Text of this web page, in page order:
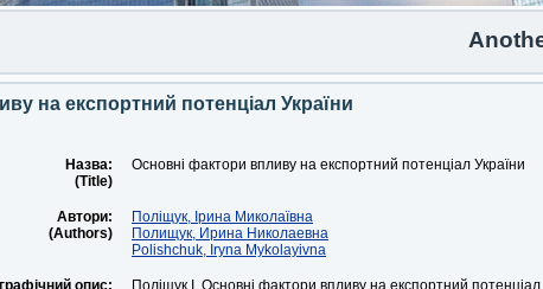
Another
на експортний потенціал України
Назва:
(Title)
Основні фактори впливу на експортний потенціал України
Автори:
(Authors)
Поліщук, Ірина Миколаївна
Полищук, Ирина Николаевна
Polishchuk, Iryna Mykolayivna
опис:
Поліщук І. Основні фактори впливу на експортний потенціал